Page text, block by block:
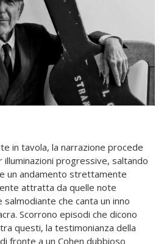
in tavola, la narrazione procede
progressive, saltando
un andamento strettamente
attratta da quelle note
che canta un inno
Scorrono episodi che dicono
questi, la testimonianza della
fronte a un Cohen dubbioso